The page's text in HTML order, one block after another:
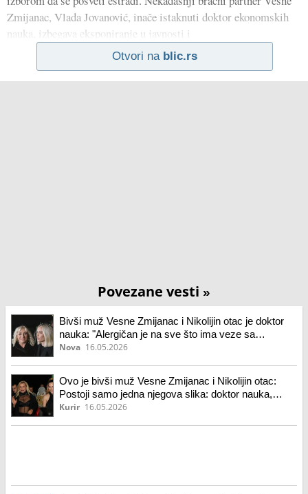
Zmijanac, Vlada Jovanović, inače istaknuti doktor ekonomskih
nauka, izbegava eksponiranje u javnosti i
Otvori na blic.rs
Povezane vesti »
Bivši muž Vesne Zmijanac i Nikolijin otac je doktor
nauka: "Alergičan je na sve što ima veze sa
estradom"
Nova 16.05.2026
Ovo je bivši muž Vesne Zmijanac i Nikolijin otac:
Postoji samo jedna njegova slika: doktor nauka,
alergičan na estradu, bio uzor ćerki
Kurir 16.05.2026